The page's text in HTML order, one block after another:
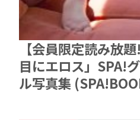
【会員限定読み放
目にエロス」SPA!
ル写真集